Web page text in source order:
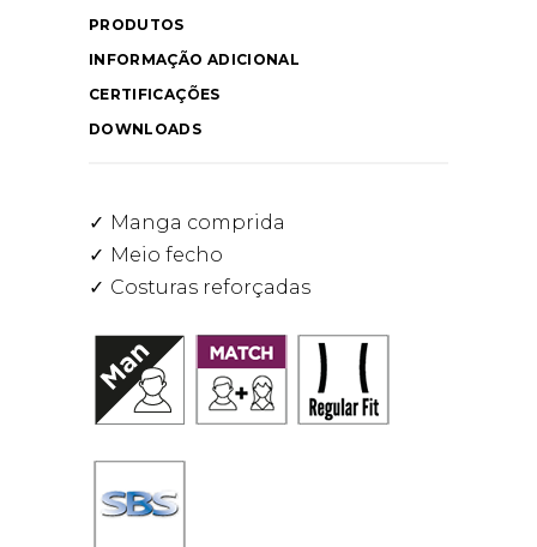
INFORMAÇÃO ADICIONAL
PRODUTOS
CERTIFICAÇÕES
DOWNLOADS
Manga comprida
Meio fecho
Costuras reforçadas